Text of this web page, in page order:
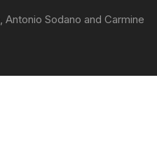
Sodano and Carmine